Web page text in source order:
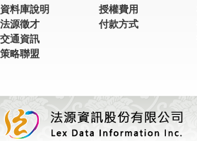
資料庫說明
法源徵才
交通資訊
策略聯盟
授權費用
付款方式